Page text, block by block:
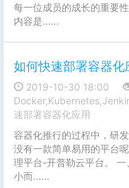
每一位成员的成长的重要
内容是......
如何快速部署容器化
2019-10-30 18:00
速部署容器化应用
容器化推行的过程中，研
没有一款简单易用的平台
理平台-开普勒云平台。 一
小而......